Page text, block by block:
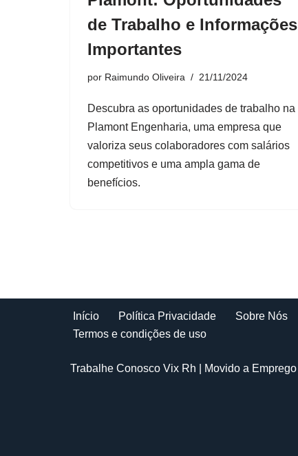
de Trabalho e Informações
Importantes
por Raimundo Oliveira 21/11/2024
Descubra as oportunidades de trabalho na
Plamont Engenharia, uma empresa que
valoriza seus colaboradores com salários
competitivos e uma ampla gama de
benefícios.
Início Política Privacidade
Sobre Nós
Termos e condições de uso
Trabalhe Conosco Vix Rh | Movido a Emprego